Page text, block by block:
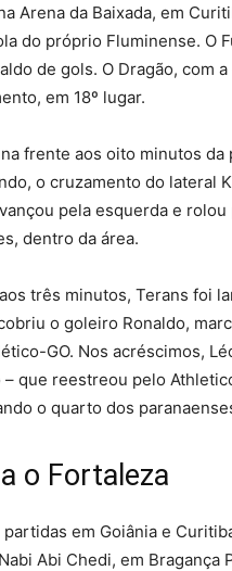
Arena da Baixada, em
do próprio Fluminense. O
de gols. O Dragão, com
em 18º lugar.
frente aos oito minutos
o cruzamento do lateral
pela esquerda e
dentro da área.
três minutos, Terans foi
o goleiro Ronaldo,
GO. Nos acréscimos,
que reestreou pelo
o quarto dos
o Fortaleza
em Goiânia e
Abi Chedi, em Bragança